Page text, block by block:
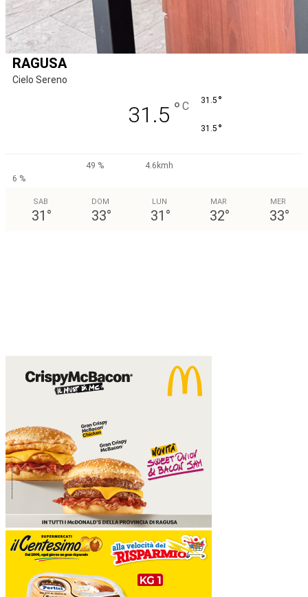
RAGUSA
Cielo Sereno
31.5 ° C 31.5 °
31.5 °
49 %
4.6kmh
6 %
SAB
31 °
DOM
33°
LUN
31 °
MAR
32°
MER
33°